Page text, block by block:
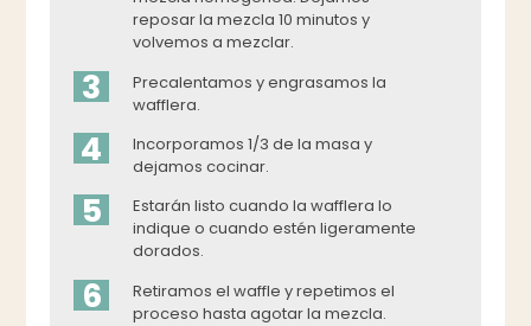
reposar la mezcla 10 minutos y
volvemos a mezclar.
3
Precalentamos y engrasamos la
wafflera.
4
Incorporamos 1/3 de la masa y
dejamos cocinar.
5
Estarán listo cuando la wafflera lo
indique o cuando estén ligeramente
dorados.
6
Retiramos el waffle y repetimos el
proceso hasta agotar la mezcla.